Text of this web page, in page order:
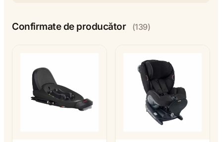
Confirmate de producător (139)